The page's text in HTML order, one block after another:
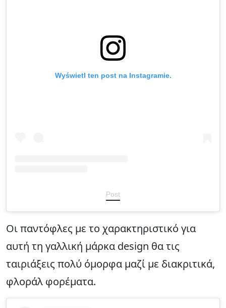
Wyświetl ten post na Instagramie.
Post
Οι παντόφλες με το χαρακτηριστικό για
αυτή τη γαλλική μάρκα design θα τις
ταιριάξεις πολύ όμορφα μαζί με διακριτικά,
φλοράλ φορέματα.